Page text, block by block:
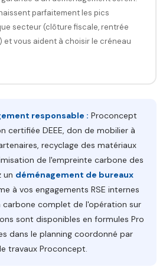
parfaitement les pics
secteur (clôture fiscale, rentrée
et vous aident à choisir le créneau
responsable : Proconcept
certifiée DEEE, don de mobilier à
recyclage des matériaux
de l'empreinte carbone des
un déménagement de bureaux
à vos engagements RSE internes
complet de l'opération sur
sont disponibles en formules Pro
dans le planning coordonné par
travaux Proconcept.